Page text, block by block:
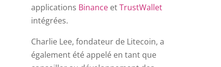
applications BinanceetTrustWallet
intégrées.
Charlie Lee, fondateur de Litecoin, a
également été appelé en tant que